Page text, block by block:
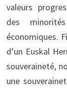
valeurs
des
économiques.
d’un Euskal
souveraineté,
une